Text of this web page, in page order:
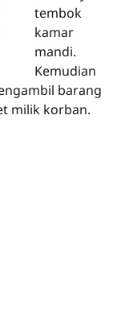
tembok
kamar
mandi.
Kemudian
barang
milik korban.